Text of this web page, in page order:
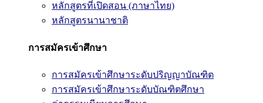
หลักสูตรที่เปิดสอน (ภาษาไทย)
หลักสูตรนานาชาติ
การสมัครเข้าศึกษา
การสมัครเข้าศึกษาระดับปริญญาบัณฑิต
การสมัครเข้าศึกษาระดับบัณฑิตศึกษา